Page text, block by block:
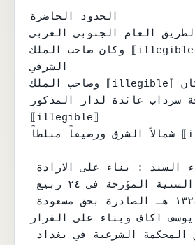
الحدود الحاضرة
العام الجنوبي الغربي
وكان صاحب الملك ⟦illegible⟧ الجنوبي
الشرقي
وصاحب الملك ⟦illegible⟧ ان فوق الدكان
سرداب عائدة لدار المذكور
⟦illegible⟧
شمالاً الشرق ورصيفاً مبلطاً ⟦illegible⟧
اكاف وبناء على القرار